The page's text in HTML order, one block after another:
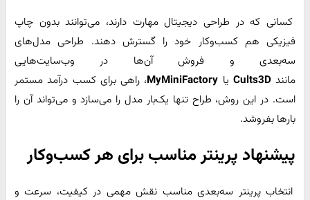
کسانی که در طراحی دیجیتال مهارت دارند، می‌توانند بدون چاپ
فیزیکی هم کسب‌وکار خود را گسترش دهند. طراحی مدل‌های
سه‌بعدی و فروش آن‌ها در وب‌سایت‌هایی
مانندCults3D یا MyMiniFactory، راهی برای کسب درآمد مستمر
است. در این روش، طراح تنها یک‌بار مدل را می‌سازد و می‌تواند آن را
بارها بفروشد.
پیشنهاد پرینتر مناسب برای هر کسب‌وکار
انتخاب پرینتر سه‌بعدی مناسب نقش مهمی در کیفیت، سرعت و